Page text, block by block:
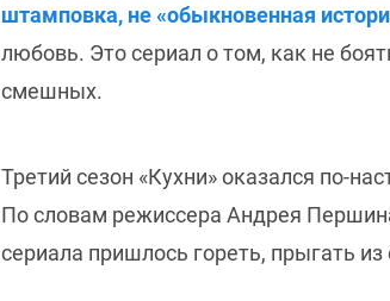
штамповка, не «обыкновенная
любовь. Это сериал о том, как не
смешных.
Третий сезон «Кухни» оказался по-
По словам режиссера Андрея
сериала пришлось гореть, прыгать